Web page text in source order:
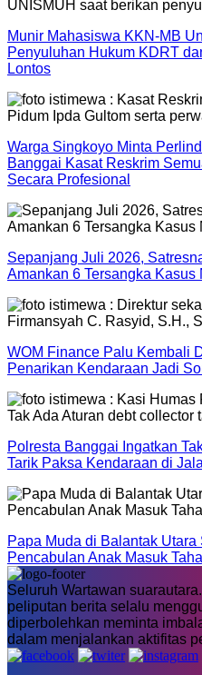
Munir Mahasiswa KKN-MB
Penyuluhan Hukum KDRT
Lontos
Warga Singkoyo Minta
Banggai Kasat Reskrim
Secara Profesional
Sepanjang Juli 2026,
Amankan 6 Tersangka
WOM Finance Palu Kembali
Penarikan Kendaraan Jadi
Polresta Banggai Ingatkan
Tarik Paksa Kendaraan di
Papa Muda di Balantak
Pencabulan Anak Masuk
Seluruh Wartawan
peliputan berita selalu
diperbolehkan meminta
dalam menjalankan aktifitas